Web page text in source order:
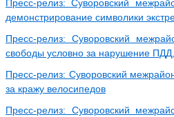
Пресс-релиз: Суворовский
демонстрирование символики
Пресс-релиз: Суворовский
свободы условно за нарушение
Пресс-релиз: Суворовский
за кражу велосипедов
Пресс-релиз: Суворовский